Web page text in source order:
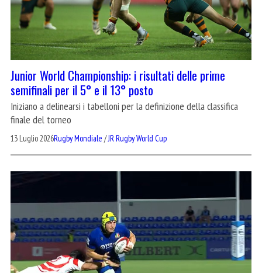
Junior World Championship: i risultati delle prime
semifinali per il 5° e il 13° posto
Iniziano a delinearsi i tabelloni per la definizione della classifica
finale del torneo
13 Luglio 2026Rugby Mondiale /JR Rugby World Cup